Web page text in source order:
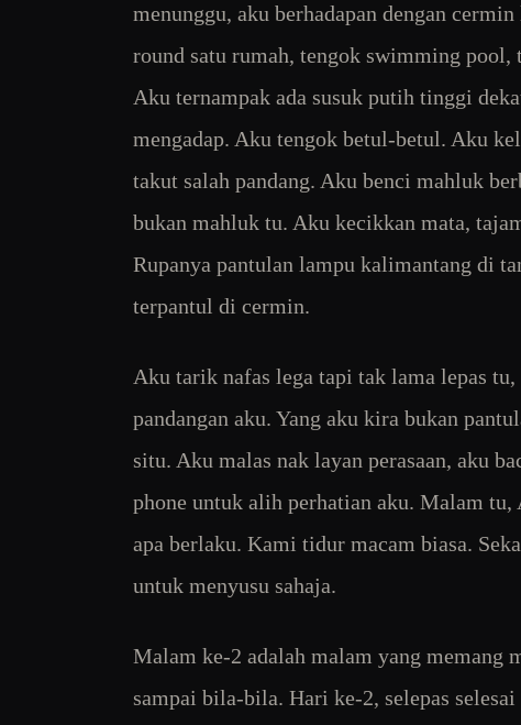
menunggu, aku berhadapan dengan
round satu rumah, tengok swimming pool,
Aku ternampak ada susuk putih tinggi
mengadap. Aku tengok betul-betul. Aku
takut salah pandang. Aku benci mahluk
bukan mahluk tu. Aku kecikkan mata,
Rupanya pantulan lampu kalimantang di
terpantul di cermin.
Aku tarik nafas lega tapi tak lama lepas
pandangan aku. Yang aku kira bukan
situ. Aku malas nak layan perasaan, aku
phone untuk alih perhatian aku. Malam
apa berlaku. Kami tidur macam biasa.
untuk menyusu sahaja.
Malam ke-2 adalah malam yang memang
sampai bila-bila. Hari ke-2, selepas